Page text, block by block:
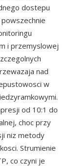
dostepu
i przemyslowej
nad
w
od 10:1 do
choc przy
niz metody
Strumienie
co czyni je